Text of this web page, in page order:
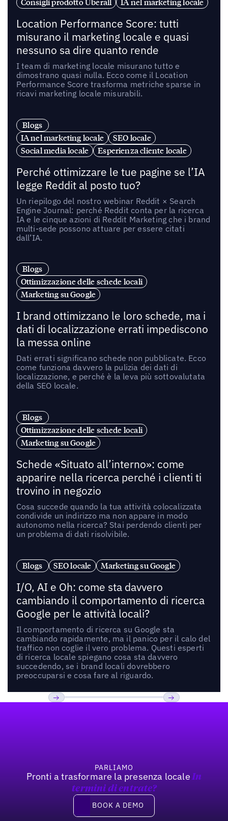
Consigli prodotto Uberall IA nel marketing locale
Location Performance Score: tutti
misurano il marketing locale e quasi
nessuno sa dire quanto rende
I team di marketing locale misurano tutto e
dimostrano quasi nulla. Ecco come il Location
Performance Score trasforma metriche sparse in
ricavi marketing locale misurabili.
Blogs
IA nel marketing locale
SEO locale
Social media locale
Esperienza cliente locale
Perché ottimizzare le tue pagine se l’IA
legge Reddit al posto tuo?
Un riepilogo del nostro webinar Reddit × Search
Engine Journal: perché Reddit conta per la ricerca
IA e le cinque azioni di Reddit Marketing che i brand
multi-sede possono attuare per essere citati
dall’IA.
Blogs
Ottimizzazione delle schede locali
Marketing su Google
I brand ottimizzano le loro schede, ma i
dati di localizzazione errati impediscono
la messa online
Dati errati significano schede non pubblicate. Ecco
come funziona davvero la pulizia dei dati di
localizzazione, e perché è la leva più sottovalutata
della SEO locale.
Blogs
Ottimizzazione delle schede locali
Marketing su Google
Schede «Situato all’interno»: come
apparire nella ricerca perché i clienti ti
trovino in negozio
Cosa succede quando la tua attività colocalizzata
condivide un indirizzo ma non appare in modo
autonomo nella ricerca? Stai perdendo clienti per
un problema di dati risolvibile.
Blogs SEO locale Marketing su Google
I/O, AI e Oh: come sta davvero
cambiando il comportamento di ricerca
Google per le attività locali?
Il comportamento di ricerca su Google sta
cambiando rapidamente, ma il panico per il calo del
traffico non coglie il vero problema. Questi esperti
di ricerca locale spiegano cosa sta davvero
succedendo, se i brand locali dovrebbero
preoccuparsi e cosa fare al riguardo.
PARLIAMO
Pronti a trasformare la presenza locale In
termini di entrate?
Book a demo
BOOK A DEMO